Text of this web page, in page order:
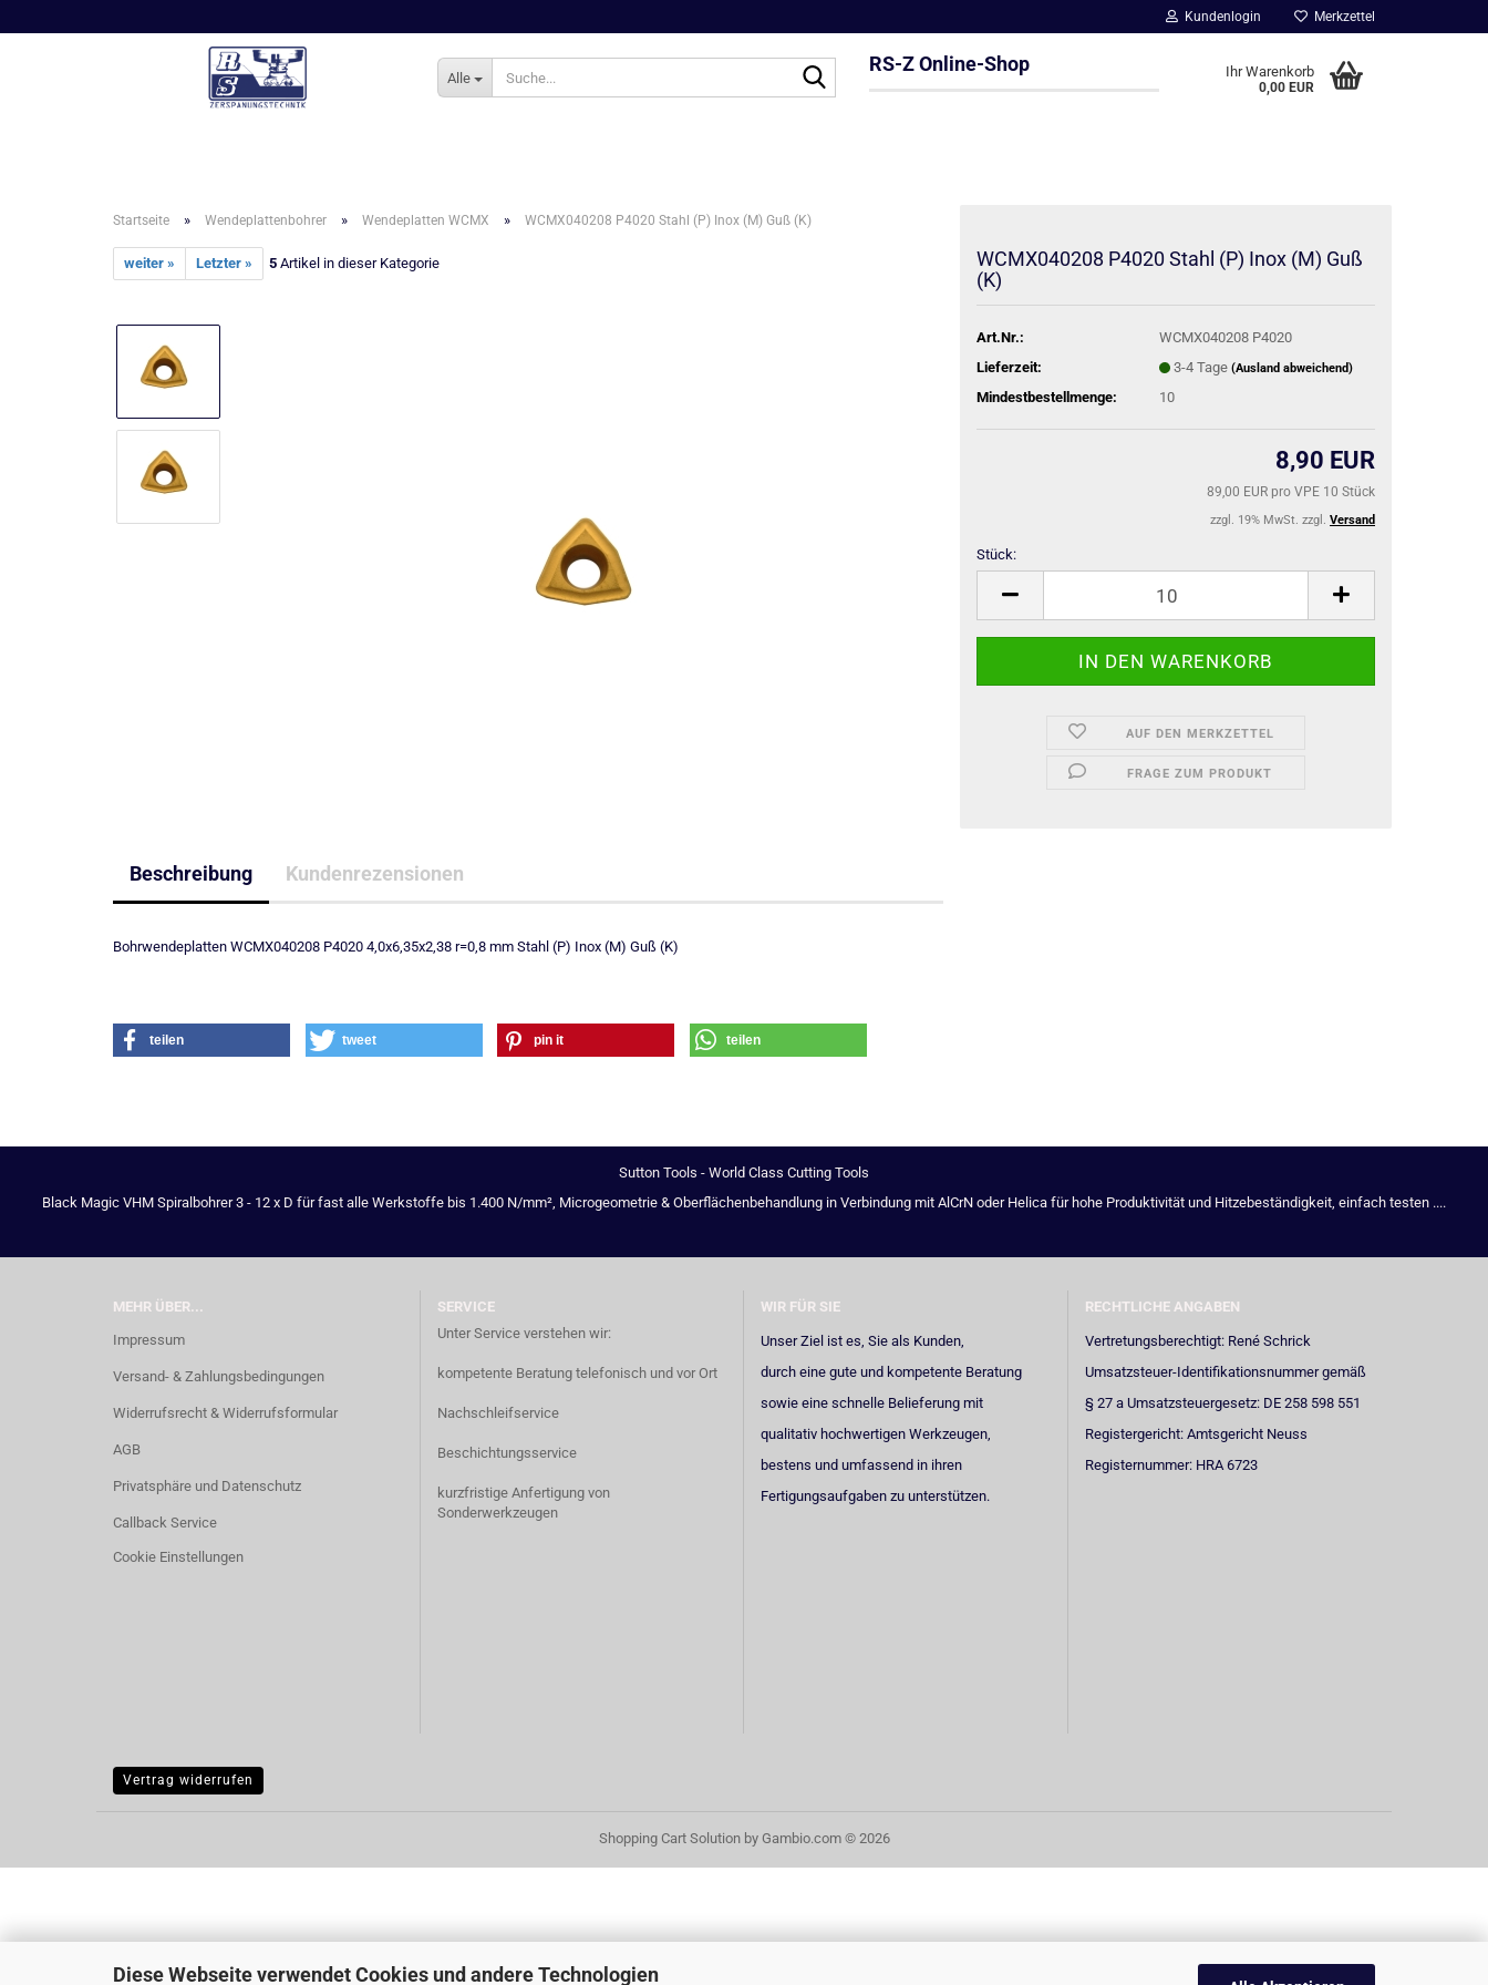
Diese Webseite verwendet Cookies und andere Technologien
Kundenlogin Merkzettel
Alle
Suche...RS-Z Online-Shop Ihr Warenkorb
0,00 EUR
Startseite » Wendeplattenbohrer » Wendeplatten WCMX » WCMX040208 P4020 Stahl (P) Inox (M) Guß (K)
weiter » Letzter » 5 Artikel in dieser Kategorie
WCMX040208 P4020 Stahl (P) Inox (M) Guß
(K)
Art.Nr.:
WCMX040208 P4020
Lieferzeit:
3-4 Tage (Ausland abweichend)
Mindestbestellmenge: 10
8,90 EUR
89,00 EUR pro VPE 10 Stück
zzgl. 19% MwSt. zzgl. Versand
Stück:
Stück
AUF DEN MERKZETTEL
FRAGE ZUM PRODUKT
Beschreibung Kundenrezensionen
Bohrwendeplatten WCMX040208 P4020 4,0x6,35x2,38 r=0,8 mm Stahl (P) Inox (M) Guß (K)
teilen tweet pin it teilen
Sutton Tools - World Class Cutting Tools
Black Magic VHM Spiralbohrer 3 - 12 x D für fast alle Werkstoffe bis 1.400 N/mm², Microgeometrie & Oberflächenbehandlung in Verbindung mit AlCrN oder Helica für hohe Produktivität und Hitzebeständigkeit, einfach testen ....
MEHR ÜBER...
Impressum
Versand- & Zahlungsbedingungen
Widerrufsrecht & Widerrufsformular
AGB
Privatsphäre und Datenschutz
Callback Service
Cookie Einstellungen
SERVICE
Unter Service verstehen wir:
kompetente Beratung telefonisch und vor Ort
Nachschleifservice
Beschichtungsservice
kurzfristige Anfertigung von
Sonderwerkzeugen
WIR FÜR SIE
Unser Ziel ist es, Sie als Kunden,
durch eine gute und kompetente Beratung
sowie eine schnelle Belieferung mit
qualitativ hochwertigen Werkzeugen,
bestens und umfassend in ihren
Fertigungsaufgaben zu unterstützen.
RECHTLICHE ANGABEN
Vertretungsberechtigt: René Schrick
Umsatzsteuer-Identifikationsnummer gemäß
§ 27 a Umsatzsteuergesetz: DE 258 598 551
Registergericht: Amtsgericht Neuss
Registernummer: HRA 6723
Vertrag widerrufen
Shopping Cart Solutionby Gambio.com © 2026